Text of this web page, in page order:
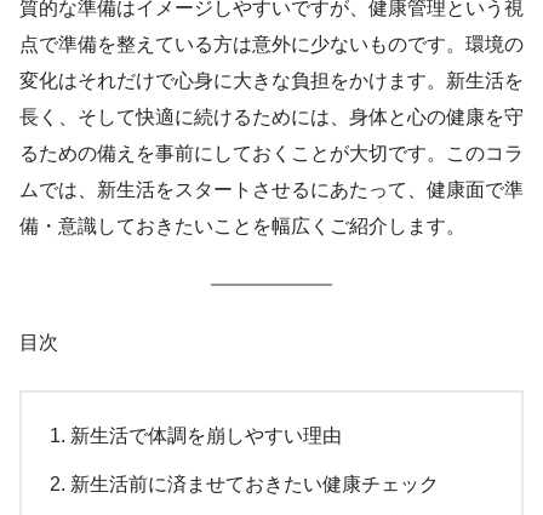
質的な準備はイメージしやすいですが、健康管理という視
点で準備を整えている方は意外に少ないものです。環境の
変化はそれだけで心身に大きな負担をかけます。新生活を
長く、そして快適に続けるためには、身体と心の健康を守
るための備えを事前にしておくことが大切です。このコラ
ムでは、新生活をスタートさせるにあたって、健康面で準
備・意識しておきたいことを幅広くご紹介します。
目次
新生活で体調を崩しやすい理由
新生活前に済ませておきたい健康チェック